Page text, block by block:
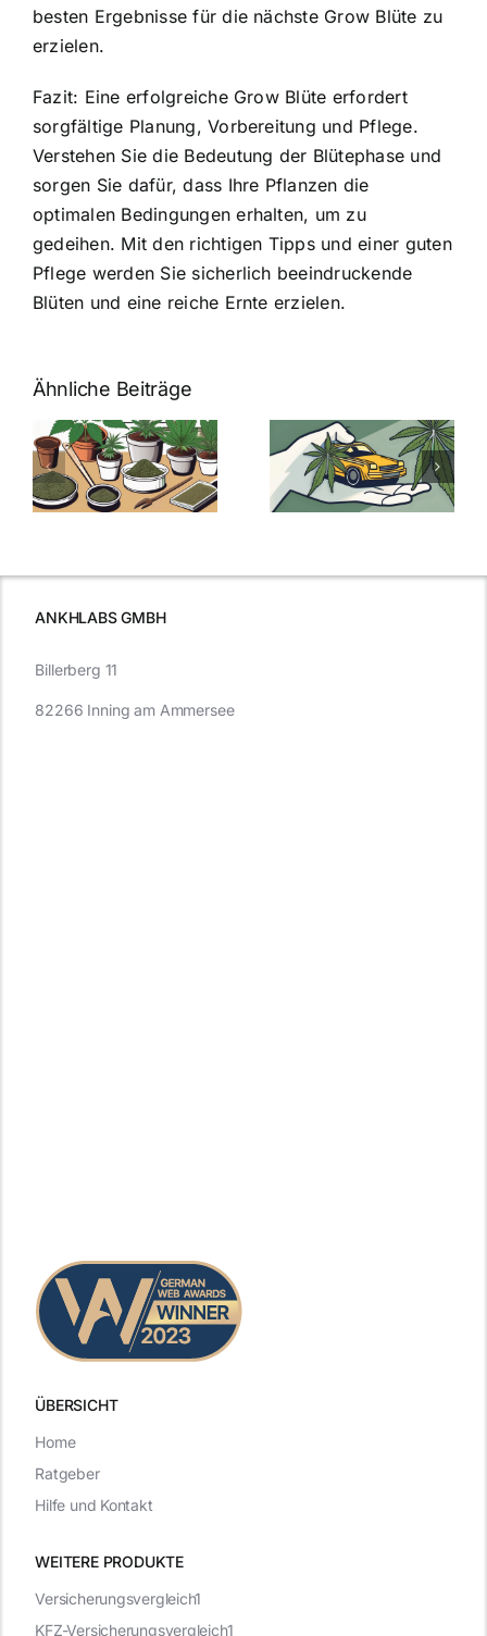
besten Ergebnisse für die nächste Grow Blüte zu
erzielen.
Fazit: Eine erfolgreiche Grow Blüte erfordert
sorgfältige Planung, Vorbereitung und Pflege.
Verstehen Sie die Bedeutung der Blütephase und
sorgen Sie dafür, dass Ihre Pflanzen die
optimalen Bedingungen erhalten, um zu
gedeihen. Mit den richtigen Tipps und einer guten
Pflege werden Sie sicherlich beeindruckende
Blüten und eine reiche Ernte erzielen.
Ähnliche Beiträge
Neue THC-
Grenzwert-
Regelung:
Was Sie über
Cannabis und
müssen
Cannabis
Samen
kaufen: Alles
was Sie
ANKHLABS GMBH
ÜBERSICHT
WEITERE PRODUKTE
Billerberg 11
82266 Inning am Ammersee
Versicherungsvergleich1
KFZ-Versicherungsvergleich1
Home
Ratgeber
Hilfe und Kontakt